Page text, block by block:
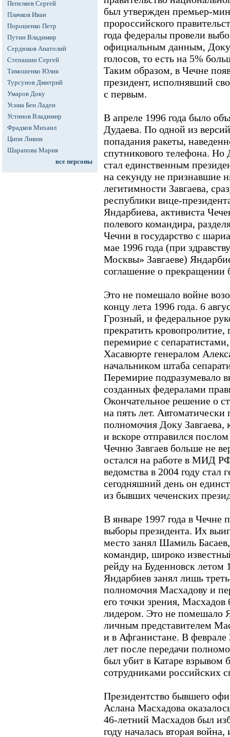
Пепеляев Сергей
Плачков Иван
Порошенко Петр
Путин Владимир
Сердюков Анатолий
Степашин Сергей
Тимошенко Юлия
Турсунов Дмитрий
Умаров Доку
Усама Бен Ладен
Устинов Владимир
Фрадков Михаил
Ципи Ливни
Шарапова Мария
все персоны
был утвержден премьер-
пророссийского
года федералы провели
официальным данным, Доку
голосов, то есть на 5%
Таким образом, в Чечне
президент, исполнявший
с первым.
В апреле 1996 года было
Дудаева. По одной из
попадания ракеты,
спутникового телефона. Но
стал единственным
на секунду не признавшие
легитимности Завгаева,
республики вице-
Яндарбиева, активиста
полевого командира,
Чечни в государство с
мае 1996 года (при
Москвы» Завгаеве)
соглашение о прекращении
Это не помешало войне
концу лета 1996 года. 6
Грозный, и федеральное
прекратить
перемирие с
Хасавюрте генералом
начальником штаба
Перемирие подразумевало
созданных федералами
Окончательное решение о
на пять лет.
полномочия Доку
и вскоре отправился
Чечню Завгаев больше не
остался на работе в МИД
ведомства в 2004 году
сегодняшний день он
из бывших чеченских
В январе 1997 года в Чечне
выборы президента. Их
место занял Шамиль
командир, широко
рейду на Буденновск летом
Яндарбиев занял лишь
полномочия Масхадову и
его точки зрения,
лидером. Это не помешало
личным представителем
и в Афганистане. В феврале
лет после передачи
был убит в Катаре взрывом
сотрудниками российских
Президентство бывшего
Аслана Масхадова
46-летний Масхадов был
году началась вторая